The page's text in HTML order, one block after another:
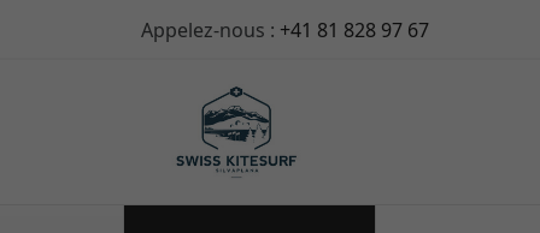
Appelez-nous : +41 81 828 97 67